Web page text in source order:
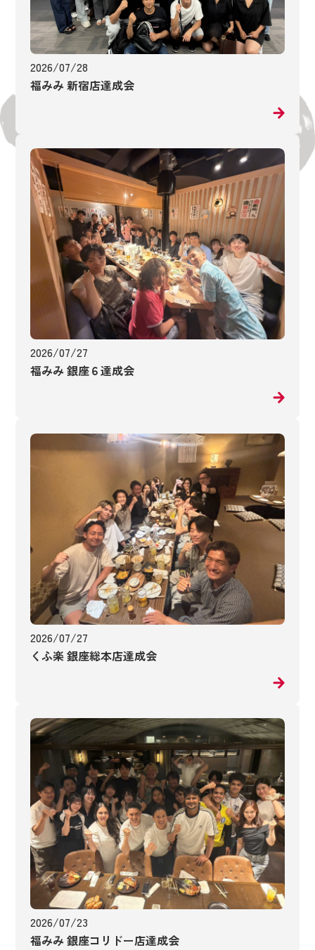
2026/07/28
福みみ 新宿店達成会
2026/07/27
福みみ 銀座６達成会
2026/07/27
くふ楽 銀座総本店達成会
2026/07/23
福みみ 銀座コリドー店達成会